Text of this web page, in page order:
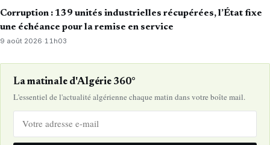
Corruption : 139 unités industrielles récupérées, l’État fixe
une échéance pour la remise en service
9 août 2026·11h03
La matinale d'Algérie 360°
L'essentiel de l'actualité algérienne chaque matin dans votre boîte mail.